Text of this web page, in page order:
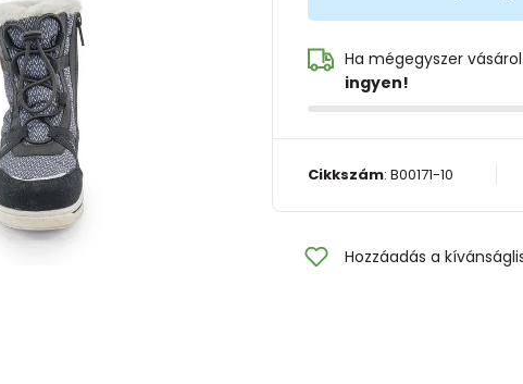
Ha mégegyszer vásárol
ingyen!
Cikkszám: B00171-10
Hozzáadás a